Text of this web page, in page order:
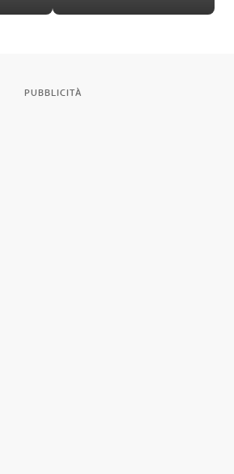
PUBBLICITÀ